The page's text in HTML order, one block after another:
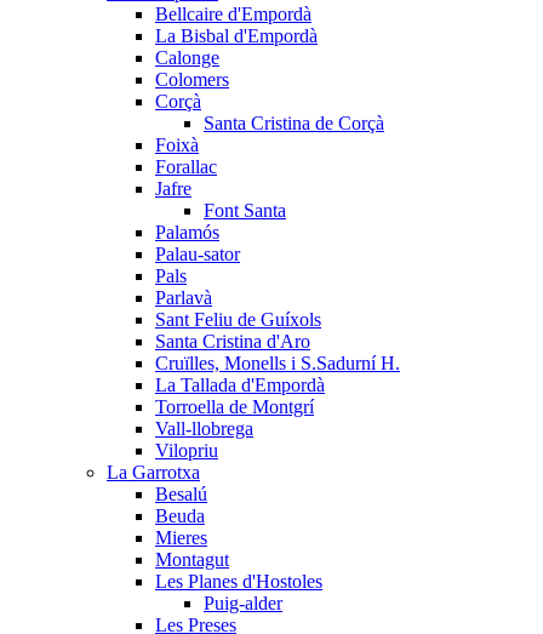
Bellcaire d'Empordà
La Bisbal d'Empordà
Calonge
Colomers
Corçà
Santa Cristina de Corçà
Foixà
Forallac
Jafre
Font Santa
Palamós
Palau-sator
Pals
Parlavà
Sant Feliu de Guíxols
Santa Cristina d'Aro
Cruïlles, Monells i S.Sadurní H.
La Tallada d'Empordà
Torroella de Montgrí
Vall-llobrega
Vilopriu
La Garrotxa
Besalú
Beuda
Mieres
Montagut
Les Planes d'Hostoles
Puig-alder
Les Preses